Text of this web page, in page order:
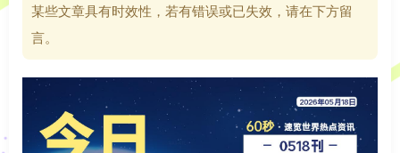
某些文章具有时效性，若有错误或已失效，请在下方留
言。